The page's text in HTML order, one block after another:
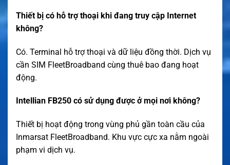
Thiết bị có hỗ trợ thoại khi đang truy cập Internet
không?
Có. Terminal hỗ trợ thoại và dữ liệu đồng thời. Dịch vụ
cần SIM FleetBroadband cùng thuê bao đang hoạt
động.
Intellian FB250 có sử dụng được ở mọi nơi không?
Thiết bị hoạt động trong vùng phủ gần toàn cầu của
Inmarsat FleetBroadband. Khu vực cực xa nằm ngoài
phạm vi dịch vụ.